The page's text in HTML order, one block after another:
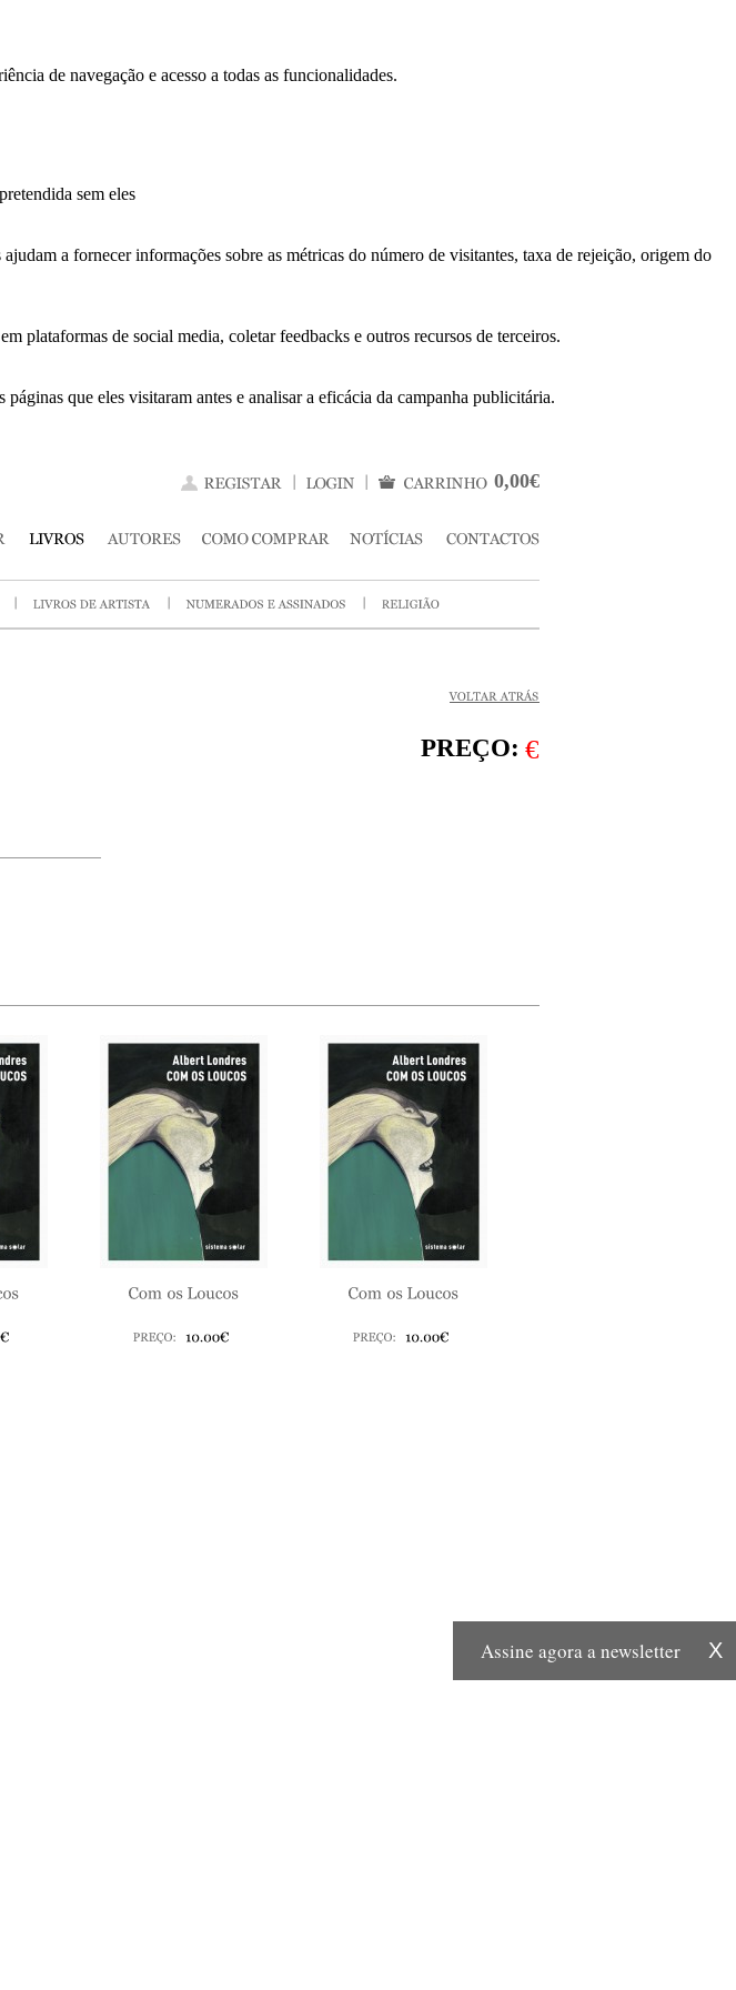
de navegação e acesso a todas as funcionalidades.
sem eles
a fornecer informações sobre as métricas do número de visitantes, taxa de rejeição, origem do
plataformas de social media, coletar feedbacks e outros recursos de terceiros.
que eles visitaram antes e analisar a eficácia da campanha publicitária.
0,00€
PREÇO: €
X
Assine agora a newsletter